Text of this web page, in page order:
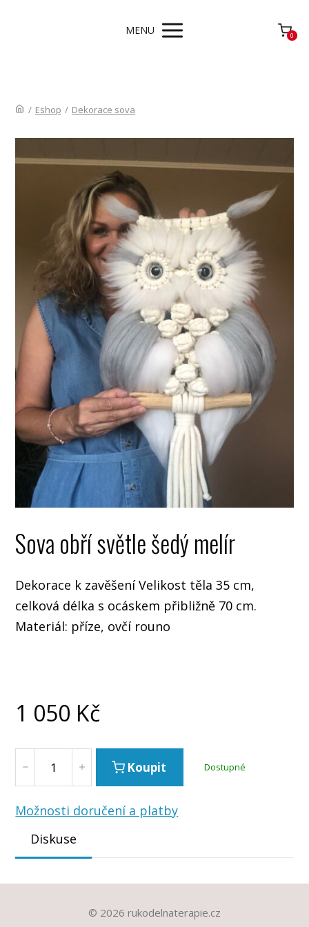
MENU 0
/ Eshop / Dekorace sova
Sova obří světle šedý melír
Dekorace k zavěšení Velikost těla 35 cm,
celková délka s ocáskem přibližně 70 cm.
Materiál: příze, ovčí rouno
1 050 Kč
Koupit Dostupné
Možnosti doručení a platby
Diskuse
© 2026 rukodelnaterapie.cz